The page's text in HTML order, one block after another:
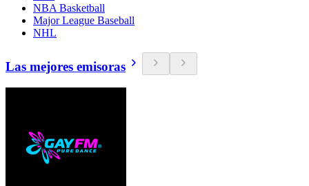
NBA Basketball
Major League Baseball
NHL
Las mejores emisoras